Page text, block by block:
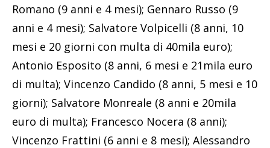
Romano (9 anni e 4 mesi); Gennaro Russo (9
anni e 4 mesi); Salvatore Volpicelli (8 anni, 10
mesi e 20 giorni con multa di 40mila euro);
Antonio Esposito (8 anni, 6 mesi e 21mila euro
di multa); Vincenzo Candido (8 anni, 5 mesi e 10
giorni); Salvatore Monreale (8 anni e 20mila
euro di multa); Francesco Nocera (8 anni);
Vincenzo Frattini (6 anni e 8 mesi); Alessandro